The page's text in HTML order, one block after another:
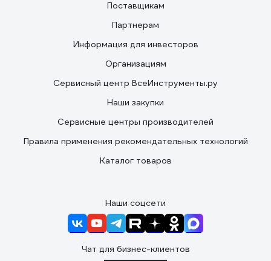
Поставщикам
Партнерам
Информация для инвесторов
Организациям
Сервисный центр ВсеИнструменты.ру
Наши закупки
Сервисные центры производителей
Правила применения рекомендательных технологий
Каталог товаров
Наши соцсети
Чат для бизнес-клиентов